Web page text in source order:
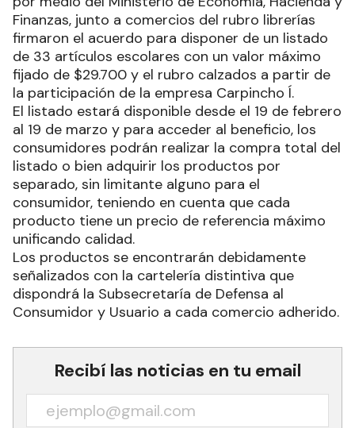
Finanzas, junto a comercios del rubro librerías
firmaron el acuerdo para disponer de un listado
de 33 artículos escolares con un valor máximo
fijado de $29.700 y el rubro calzados a partir de
la participación de la empresa Carpincho Í.
El listado estará disponible desde el 19 de febrero
al 19 de marzo y para acceder al beneficio, los
consumidores podrán realizar la compra total del
listado o bien adquirir los productos por
separado, sin limitante alguno para el
consumidor, teniendo en cuenta que cada
producto tiene un precio de referencia máximo
unificando calidad.
Los productos se encontrarán debidamente
señalizados con la cartelería distintiva que
dispondrá la Subsecretaría de Defensa al
Consumidor y Usuario a cada comercio adherido.
Recibí las noticias en tu email